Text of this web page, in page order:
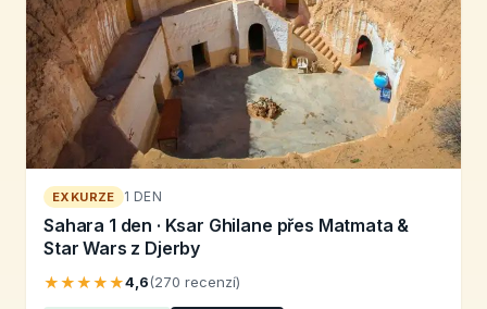
EXKURZE 1 DEN
Sahara 1 den · Ksar Ghilane přes Matmata &
Star Wars z Djerby
★★★★★4,6(270 recenzí)